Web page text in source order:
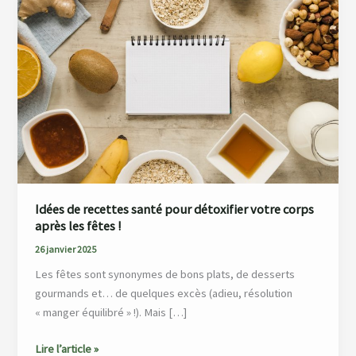
Idées de recettes santé pour détoxifier votre corps
après les fêtes !
26 janvier 2025
Les fêtes sont synonymes de bons plats, de desserts
gourmands et… de quelques excès (adieu, résolution
« manger équilibré » !). Mais […]
recettes
santé
pour
détoxifier
votre
corps
après
les
fêtes !
Lire l’article »